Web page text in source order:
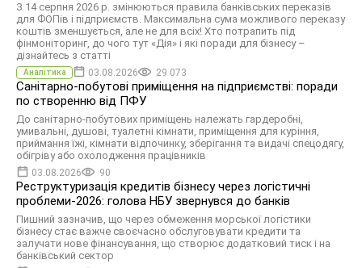
З 14 серпня 2026 р. змінюються правила банківських переказів
для ФОПів і підприємств. Максимальна сума можливого переказу
коштів зменшується, але не для всіх! Хто потрапить під
фінмоніторинг, до чого тут «Дія» і які поради для бізнесу –
дізнайтесь з статті
Аналітика 03.08.2026 29 073
Санітарно-побутові приміщення на підприємстві: поради
по створенню від ПФУ
До санітарно-побутових приміщень належать гардеробні,
умивальні, душові, туалетні кімнати, приміщення для куріння,
приймання їжі, кімнати відпочинку, зберігання та видачі спецодягу,
обігріву або охолодження працівників
03.08.2026 90
Реструктуризація кредитів бізнесу через логістичні
проблеми-2026: голова НБУ звернувся до банків
Пишний зазначив, що через обмеження морської логістики
бізнесу стає важче своєчасно обслуговувати кредити та
залучати нове фінансування, що створює додатковий тиск і на
банківський сектор